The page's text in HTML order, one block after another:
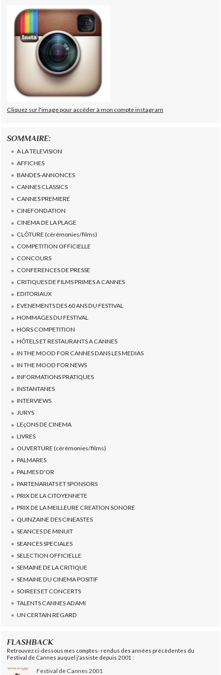
Cliquez sur l'image pour accéder à mon compte instagram
SOMMAIRE:
A LA TELEVISION
AFFICHES
BANDES-ANNONCES
CANNES CLASSICS
CANNES PREMIERE
CINEFONDATION
CINEMA DE LA PLAGE
CLÔTURE (cérémonies/films)
COMPETITION OFFICIELLE
CONCOURS
CONFERENCES DE PRESSE
CRITIQUES DE FILMS PRIMES A CANNES
EDITORIAUX
EVENEMENTS DES 60 ANS DU FESTIVAL
HOMMAGES DU FESTIVAL
HORS COMPETITION
HÔTELS ET RESTAURANTS A CANNES
IN THE MOOD FOR CANNES DANS LES MEDIAS
IN THE MOOD FOR NEWS
INFORMATIONS PRATIQUES
INSTANTANES
INTERVIEWS
JURYS
LEçONS DE CINEMA
LIVRES
OUVERTURE (cérémonies/films)
PALMARES
PALMES D'OR
PARTENARIATS ET SPONSORS
PRIX DE LA CITOYENNETE
PRIX DE LA MEILLEURE CREATION SONORE
QUINZAINE DES CINEASTES
SEANCES DE MINUIT
SEANCES SPECIALES
SELECTION OFFICIELLE
SEMAINE DE LA CRITIQUE
SEMAINE DU CINEMA POSITIF
SOIREES ET CONCERTS
TALENTS CANNES ADAMI
UN CERTAIN REGARD
FLASHBACK
Retrouvez ci-dessous mes comptes- rendus des années précèdentes du
Festival de Cannes auquel j'assiste depuis 2001 :
Festival de Cannes 2001